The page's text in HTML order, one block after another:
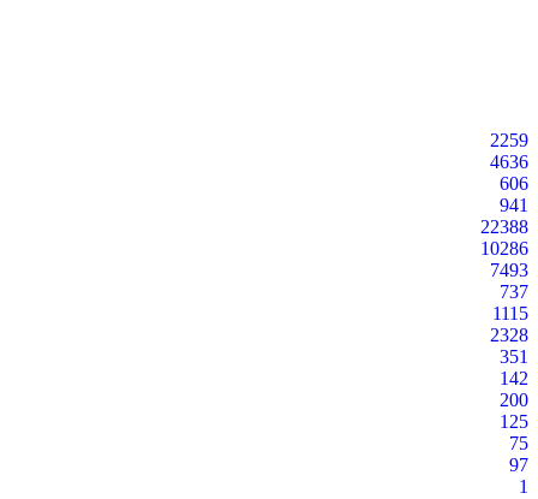
2259
4636
606
941
22388
10286
7493
737
1115
2328
351
142
200
125
75
97
1